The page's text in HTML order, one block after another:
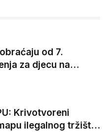
od 7.
za djecu na
vozače, veće kazne
Krivotvoreni
ilegalnog tržišta,